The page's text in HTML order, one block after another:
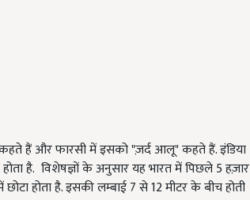
हैं और फारसी में इसको "ज़र्द आलू" कहते हैं. इंडिया
है. विशेषज्ञों के अनुसार यह भारत में पिछले 5 हज़ार
होता है. इसकी लम्बाई 7 से 12 मीटर के बीच होती